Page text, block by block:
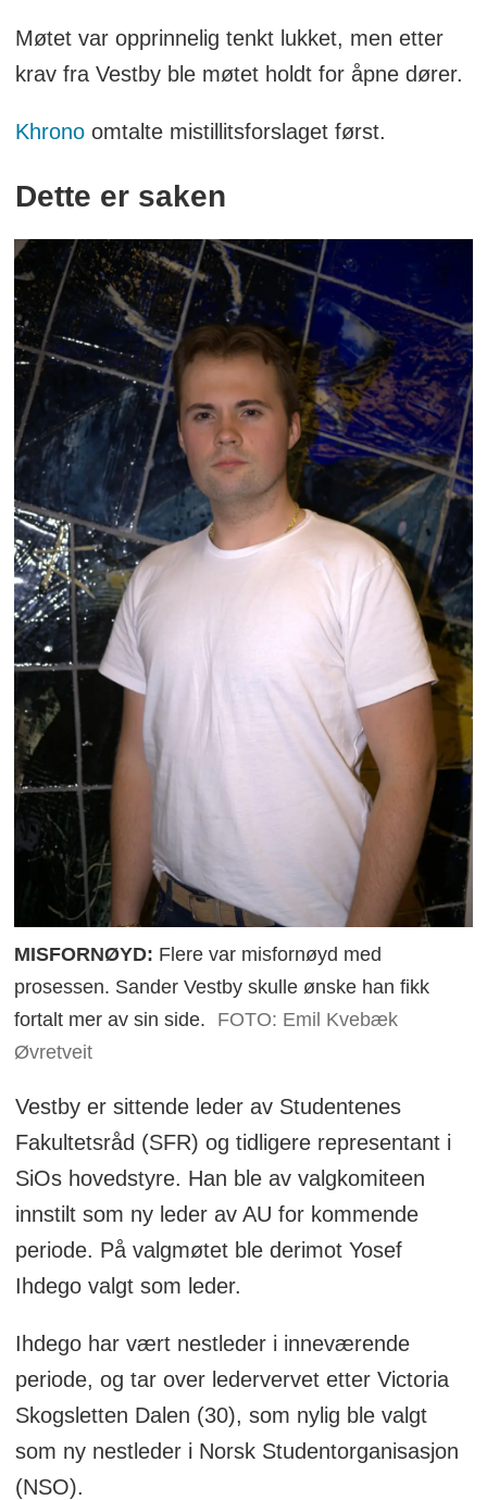
Møtet var opprinnelig tenkt lukket, men etter
krav fra Vestby ble møtet holdt for åpne dører.
Khrono omtalte mistillitsforslaget først.
Dette er saken
MISFORNØYD: Flere var misfornøyd med
prosessen. Sander Vestby skulle ønske han fikk
fortalt mer av sin side.
FOTO: Emil Kvebæk
Øvretveit
Vestby er sittende leder av Studentenes
Fakultetsråd (SFR) og tidligere representant i
SiOs hovedstyre. Han ble av valgkomiteen
innstilt som ny leder av AU for kommende
periode. På valgmøtet ble derimot Yosef
Ihdego valgt som leder.
Ihdego har vært nestleder i inneværende
periode, og tar over ledervervet etter Victoria
Skogsletten Dalen (30), som nylig ble valgt
som ny nestleder i Norsk Studentorganisasjon
(NSO).